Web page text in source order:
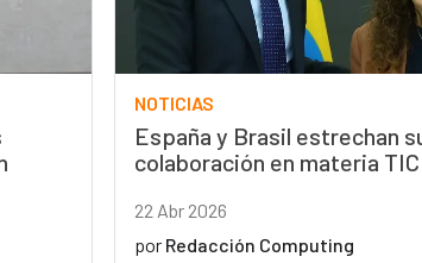
NOTICIAS
España y Brasil estrechan
colaboración en materia
22 Abr 2026
por Redacción Computing